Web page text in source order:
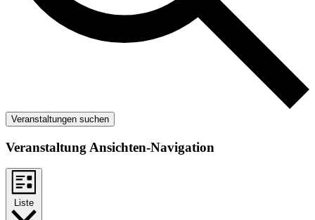
Veranstaltungen suchen
Veranstaltung Ansichten-Navigation
Liste